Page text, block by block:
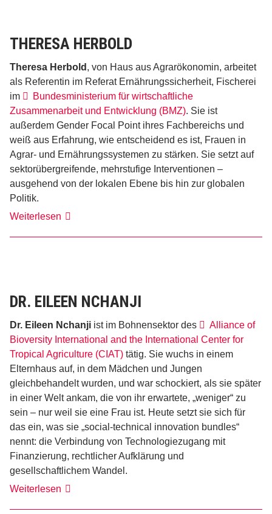
THERESA HERBOLD
Theresa Herbold , von Haus aus Agrarökonomin, arbeitet
als Referentin im Referat Ernährungssicherheit, Fischerei
im
Bundesministerium für wirtschaftliche
Zusammenarbeit und Entwicklung (BMZ). Sie ist
außerdem Gender Focal Point ihres Fachbereichs und
weiß aus Erfahrung, wie entscheidend es ist, Frauen in
Agrar- und Ernährungssystemen zu stärken. Sie setzt auf
sektorübergreifende, mehrstufige Interventionen –
ausgehend von der lokalen Ebene bis hin zur globalen
Politik.
Weiterlesen Theresa
DR. EILEEN NCHANJI
Dr. Eileen Nchanji ist im Bohnensektor des
Alliance of
Bioversity International and the International Center for
Tropical Agriculture (CIAT) tätig. Sie wuchs in einem
Elternhaus auf, in dem Mädchen und Jungen
gleichbehandelt wurden, und war schockiert, als sie später
in einer Welt ankam, die von ihr erwartete, „weniger“ zu
sein – nur weil sie eine Frau ist. Heute setzt sie sich für
das ein, was sie „social-technical innovation bundles“
nennt: die Verbindung von Technologiezugang mit
Finanzierung, rechtlicher Aufklärung und
gesellschaftlichem Wandel.
Weiterlesen Dr.
Nchanji